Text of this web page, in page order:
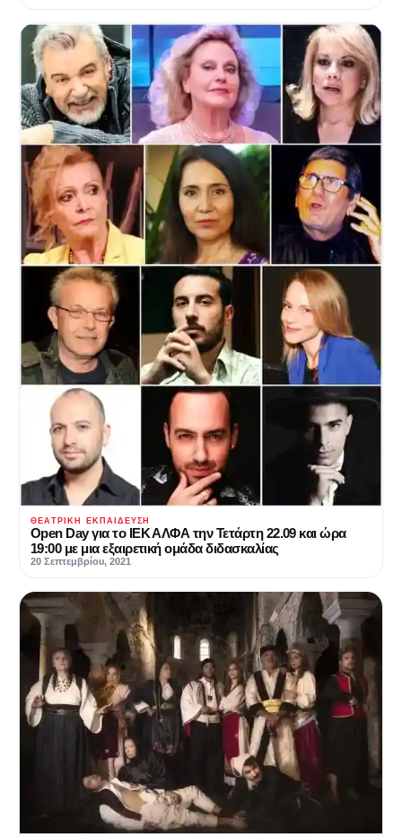
ΘΕΑΤΡΙΚΉ ΕΚΠΑΊΔΕΥΣΗ
Open Day για το ΙΕΚ ΑΛΦΑ την Τετάρτη 22.09 και ώρα
19:00 με μια εξαιρετική ομάδα διδασκαλίας
20 Σεπτεμβρίου, 2021